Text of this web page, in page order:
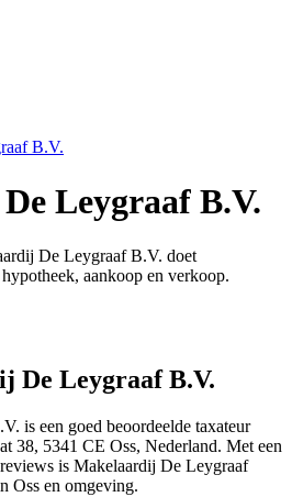
B.V.
Leygraaf B.V.
De Leygraaf B.V. doet
aankoop en verkoop.
De Leygraaf B.V.
is een goed beoordeelde taxateur
38, 5341 CE Oss, Nederland. Met een
is Makelaardij De Leygraaf
Oss en omgeving.